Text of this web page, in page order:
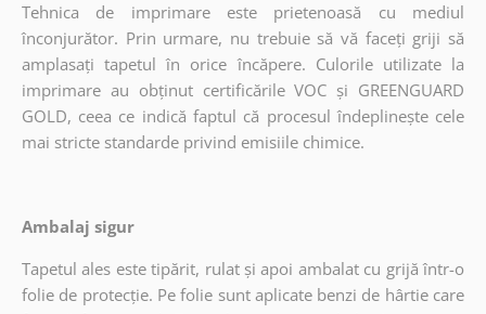
Tehnica de imprimare este prietenoasă cu mediul
înconjurător. Prin urmare, nu trebuie să vă faceți griji să
amplasați tapetul în orice încăpere. Culorile utilizate la
imprimare au obținut certificările VOC și GREENGUARD
GOLD, ceea ce indică faptul că procesul îndeplinește cele
mai stricte standarde privind emisiile chimice.
Ambalaj sigur
Tapetul ales este tipărit, rulat și apoi ambalat cu grijă într-o
folie de protecție. Pe folie sunt aplicate benzi de hârtie care